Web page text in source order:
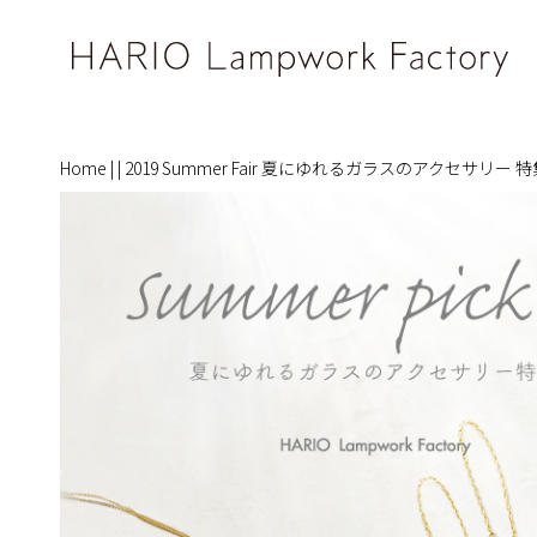
Home | | 2019 Summer Fair 夏にゆれるガラスのアクセサリー 特